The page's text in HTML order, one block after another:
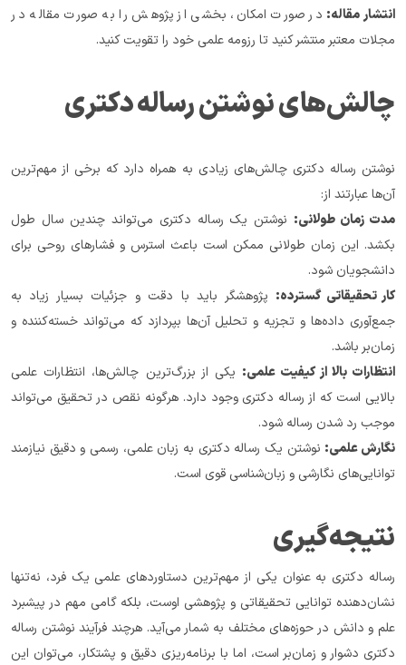
انتشار مقاله:
مجلات معتبر منتشر کنید تا رزومه علمی خود را تقویت کنید.
چالش‌های نوشتن رساله دکتری
آن‌ها عبارتند از:
مدت زمان طولانی:
دانشجویان شود.
کار تحقیقاتی گسترده:
زمان‌بر باشد.
انتظارات بالا از کیفیت علمی:
موجب رد شدن رساله شود.
نگارش علمی:
توانایی‌های نگارشی و زبان‌شناسی قوی است.
نتیجه‌گیری